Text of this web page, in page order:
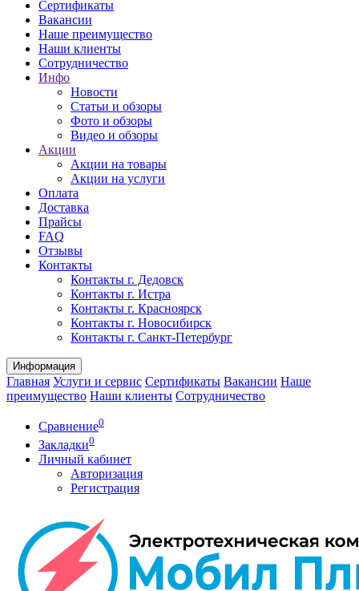
Сертификаты
Вакансии
Наше преимущество
Наши клиенты
Сотрудничество
Инфо
Новости
Статьи и обзоры
Фото и обзоры
Видео и обзоры
Акции
Акции на товары
Акции на услуги
Оплата
Доставка
Прайсы
FAQ
Отзывы
Контакты
Контакты г. Дедовск
Контакты г. Истра
Контакты г. Красноярск
Контакты г. Новосибирск
Контакты г. Санкт-Петербург
Информация
Главная Услуги и сервис Сертификаты Вакансии Наше
преимущество Наши клиенты Сотрудничество
Сравнение0
Закладки0
Личный кабинет
Авторизация
Регистрация